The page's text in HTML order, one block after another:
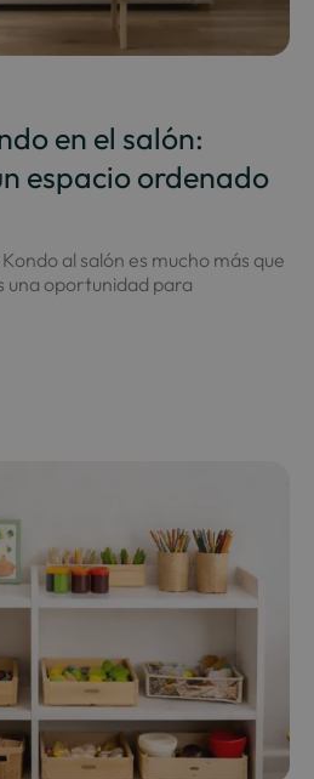
en el salón:
espacio ordenado
al salón es mucho más que
una oportunidad para